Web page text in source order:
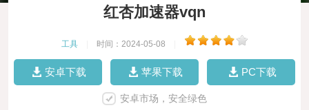
红杏加速器vqn
工具 时间：2024-05-08
安卓下载 苹果下载 PC下载
安卓市场，安全绿色